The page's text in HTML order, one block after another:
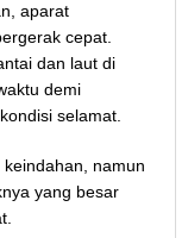
aparat
cepat.
dan laut di
demi
selamat.
namun
yang besar